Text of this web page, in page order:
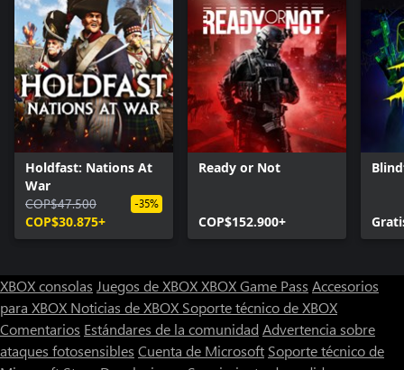
Holdfast: Nations At
War
COP$47.500
COP$30.875+
-35%
Ready or Not
COP$152.900+
XBOX consolas Juegos de XBOXXBOX Game Pass Accesorios
para XBOX Noticias de XBOX Soporte técnico de XBOX
Comentarios Estándares de la comunidad Advertencia sobre
ataques fotosensibles Cuenta de Microsoft Soporte técnico de